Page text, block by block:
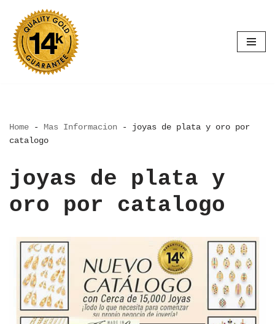
Saltar
al
contenido
Home - Mas Informacion - joyas de plata y oro por
catalogo
joyas de plata y
oro por catalogo